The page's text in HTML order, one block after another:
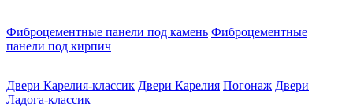
Фиброцементные панели под камень Фиброцементные
панели под кирпич
Двери Карелия-классик Двери Карелия Погонаж Двери
Ладога-классик